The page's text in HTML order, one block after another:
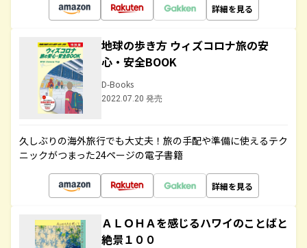
詳細を見る
地球の歩き方 ウィズコロナ旅の安
心・安全BOOK
D-Books
2022.07.20 発売
久しぶりの海外旅行でも大丈夫！旅の手配や準備に使えるテク
ニックがつまった24ページの電子書籍
詳細を見る
ＡＬＯＨＡを感じるハワイのことばと
絶景１００